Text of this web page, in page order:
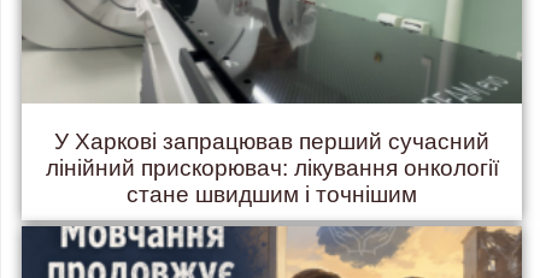
У Харкові запрацював перший сучасний
лінійний прискорювач: лікування онкології
стане швидшим і точнішим